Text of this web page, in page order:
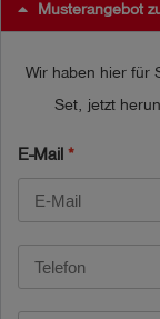
Musterangebot
Wir haben hier für
Set, jetzt
E-Mail